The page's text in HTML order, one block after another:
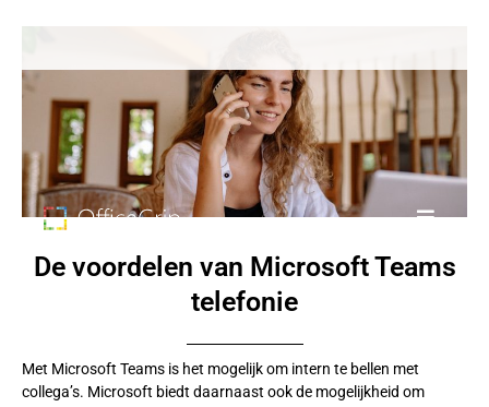
De voordelen van Microsoft Teams
telefonie
Met Microsoft Teams is het mogelijk om intern te bellen met
collega’s. Microsoft biedt daarnaast ook de mogelijkheid om